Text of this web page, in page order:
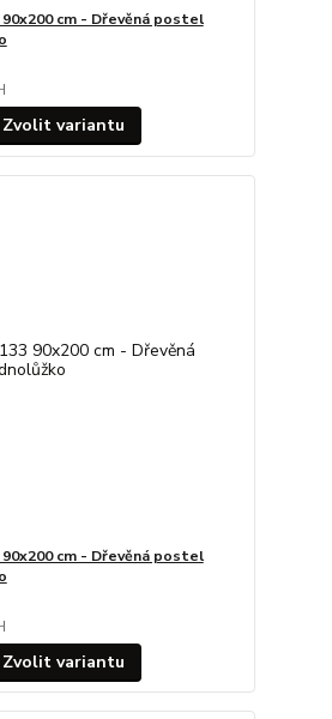
90x200 cm - Dřevěná postel
Zvolit variantu
90x200 cm - Dřevěná postel
Zvolit variantu